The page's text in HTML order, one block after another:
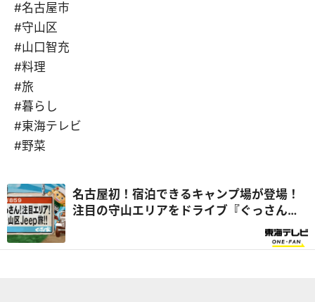
#名古屋市
#守山区
#山口智充
#料理
#旅
#暮らし
#東海テレビ
#野菜
名古屋初！宿泊できるキャンプ場が登場！
注目の守山エリアをドライブ『ぐっさん